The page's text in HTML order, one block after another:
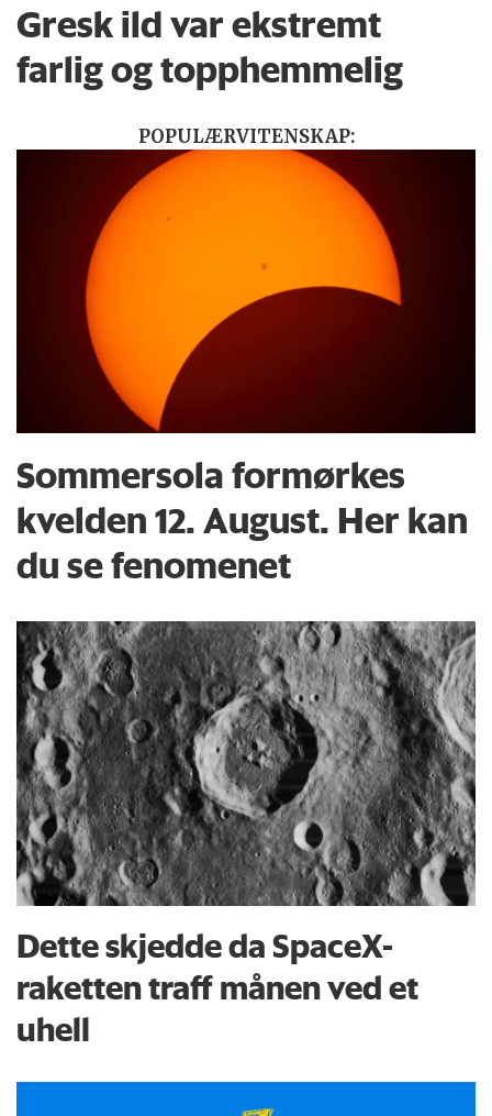
Gresk ild var ekstremt
farlig og topphemmelig
POPULÆRVITENSKAP:
Sommersola formørkes
kvelden 12. August. Her kan
du se fenomenet
Dette skjedde da SpaceX-
raketten traff månen ved et
uhell